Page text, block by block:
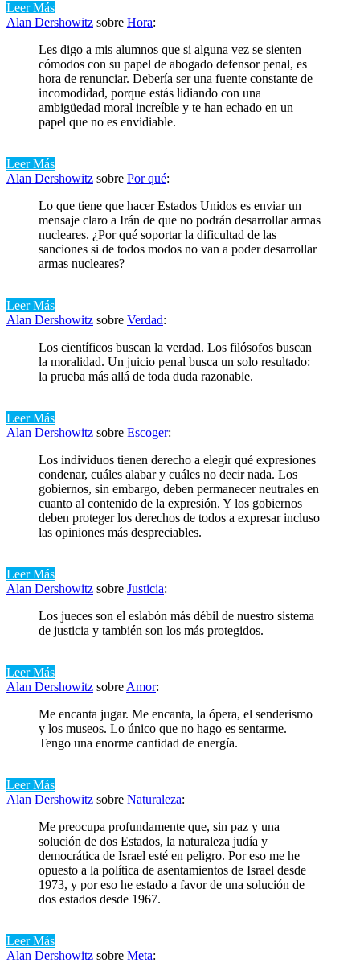
Leer Más
Alan Dershowitz sobre Hora:
Les digo a mis alumnos que si alguna vez se sienten
cómodos con su papel de abogado defensor penal, es
hora de renunciar. Debería ser una fuente constante de
incomodidad, porque estás lidiando con una
ambigüedad moral increíble y te han echado en un
papel que no es envidiable.
Leer Más
Alan Dershowitz sobre Por qué:
Lo que tiene que hacer Estados Unidos es enviar un
mensaje claro a Irán de que no podrán desarrollar armas
nucleares. ¿Por qué soportar la dificultad de las
sanciones si de todos modos no van a poder desarrollar
armas nucleares?
Leer Más
Alan Dershowitz sobre Verdad:
Los científicos buscan la verdad. Los filósofos buscan
la moralidad. Un juicio penal busca un solo resultado:
la prueba más allá de toda duda razonable.
Leer Más
Alan Dershowitz sobre Escoger:
Los individuos tienen derecho a elegir qué expresiones
condenar, cuáles alabar y cuáles no decir nada. Los
gobiernos, sin embargo, deben permanecer neutrales en
cuanto al contenido de la expresión. Y los gobiernos
deben proteger los derechos de todos a expresar incluso
las opiniones más despreciables.
Leer Más
Alan Dershowitz sobre Justicia:
Los jueces son el eslabón más débil de nuestro sistema
de justicia y también son los más protegidos.
Leer Más
Alan Dershowitz sobre Amor:
Me encanta jugar. Me encanta, la ópera, el senderismo
y los museos. Lo único que no hago es sentarme.
Tengo una enorme cantidad de energía.
Leer Más
Alan Dershowitz sobre Naturaleza:
Me preocupa profundamente que, sin paz y una
solución de dos Estados, la naturaleza judía y
democrática de Israel esté en peligro. Por eso me he
opuesto a la política de asentamientos de Israel desde
1973, y por eso he estado a favor de una solución de
dos estados desde 1967.
Leer Más
Alan Dershowitz sobre Meta: